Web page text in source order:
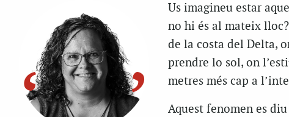
Us imagineu estar
no hi és al mateix
de la costa del Delta,
prendre lo sol, on
metres més cap a
Aquest fenomen es